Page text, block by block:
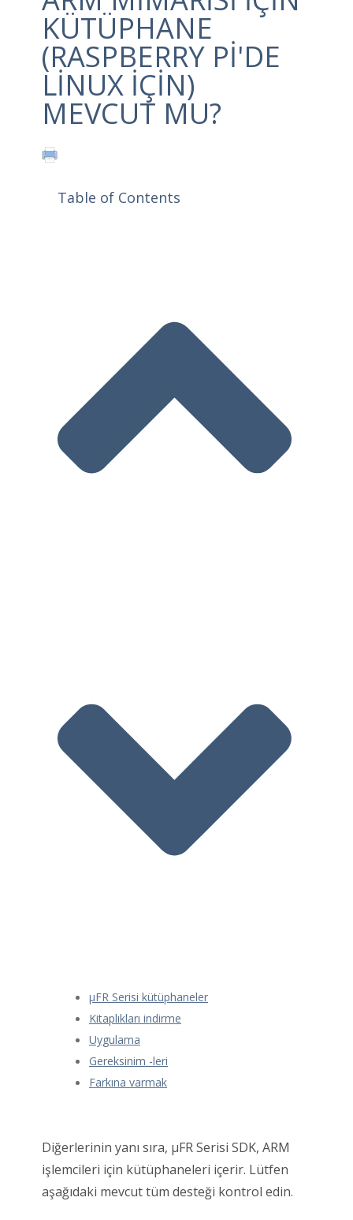
KÜTÜPHANE
(RASPBERRY PI'DE
LINUX IÇIN)
MEVCUT MU?
Table of Contents
μFR Serisi kütüphaneler
Kitaplıkları indirme
Uygulama
Gereksinim -leri
Farkına varmak
Diğerlerinin yanı sıra, μFR Serisi SDK, ARM
işlemcileri için kütüphaneleri içerir. Lütfen
aşağıdaki mevcut tüm desteği kontrol edin.